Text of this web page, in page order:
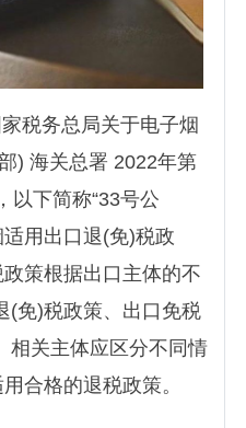
税务总局关于电子烟
) 海关总署 2022年第
以下简称“33号公
用出口退(免)税政
策根据出口主体的不
(免)税政策、出口免税
相关主体应区分不同情
合格的退税政策。